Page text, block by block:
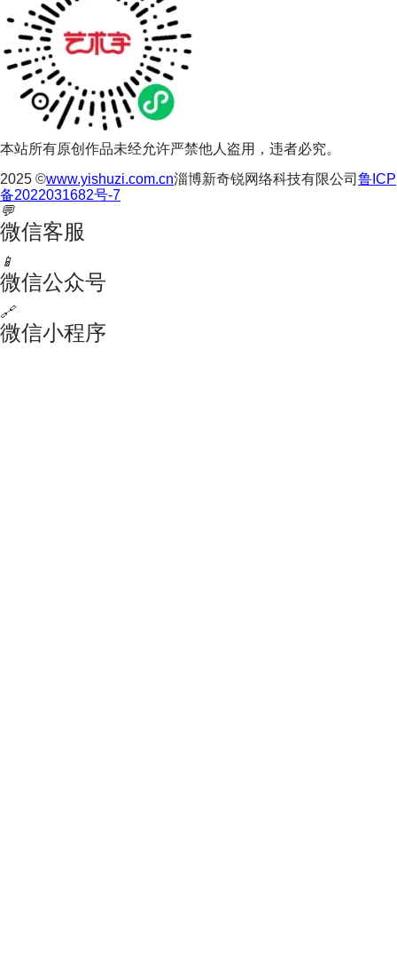
本站所有原创作品未经允许严禁他人盗用，违者必究。
2025 ©www.yishuzi.com.cn淄博新奇锐网络科技有限公司 鲁ICP
备2022031682号-7
💬
微信客服
📱
微信公众号
🔗
微信小程序